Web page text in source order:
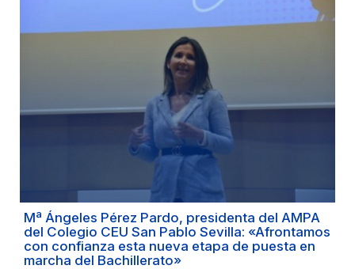
Mª Ángeles Pérez Pardo, presidenta del AMPA
del Colegio CEU San Pablo Sevilla: «Afrontamos
con confianza esta nueva etapa de puesta en
marcha del Bachillerato»